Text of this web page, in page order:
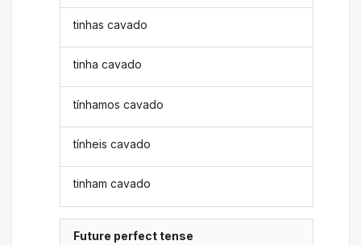
tinhas cavado
tinha cavado
tínhamos cavado
tínheis cavado
tinham cavado
Future perfect tense